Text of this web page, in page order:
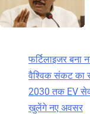
फर्टिलाइजर बना
वैश्विक संकट का
2030 तक EV
खुलेंगे नए अवसर